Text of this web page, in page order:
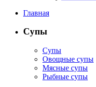
Главная
Супы
Супы
Овощные супы
Мясные супы
Рыбные супы